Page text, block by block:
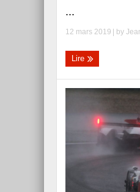
...
12 mars 2019 | by
Lire